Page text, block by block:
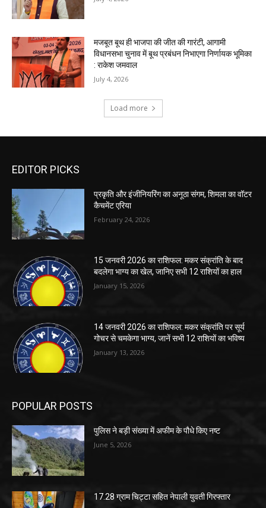
EDITOR PICKS
प्रकृति और इंजीनियरिंग का अनूठा संगम, शिमला का वॉटर
कैचमेंट एरिया
February 24, 2026
15 जनवरी 2026 का राशिफल: मकर संक्रांति के बाद
बदलेगा भाग्य का खेल, जानिए सभी 12 राशियों का हाल
January 15, 2026
14 जनवरी 2026 का राशिफल: मकर संक्रांति पर सूर्य
गोचर से चमकेगा भाग्य, जानें सभी 12 राशियों का भविष्य
January 13, 2026
POPULAR POSTS
पुलिस ने बड़ी संख्या में अफीम के पौधे किए नष्ट
June 5, 2026
17.28 ग्राम चिट्टा सहित नेपाली युवती गिरफ्तार